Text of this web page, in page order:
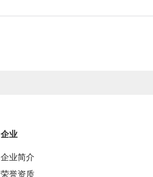
企业
企业简介
荣誉资质